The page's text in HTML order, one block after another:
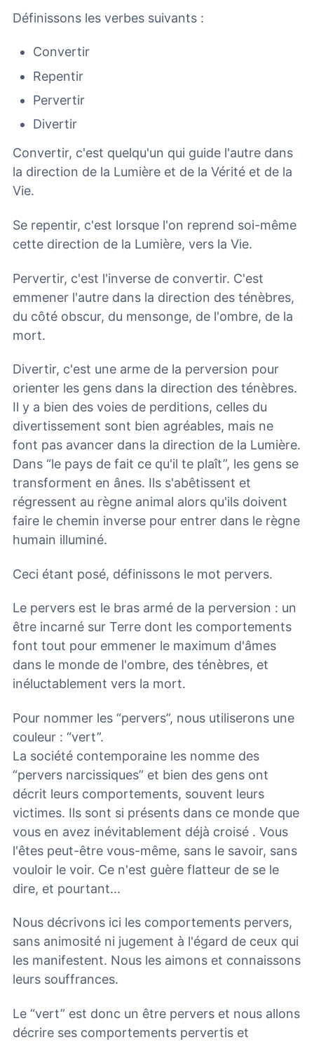
Définissons les verbes suivants :
Convertir
Repentir
Pervertir
Divertir
Convertir, c'est quelqu'un qui guide l'autre dans
la direction de la Lumière et de la Vérité et de la
Vie.
Se repentir, c'est lorsque l'on reprend soi-même
cette direction de la Lumière, vers la Vie.
Pervertir, c'est l'inverse de convertir. C'est
emmener l'autre dans la direction des ténèbres,
du côté obscur, du mensonge, de l'ombre, de la
mort.
Divertir, c'est une arme de la perversion pour
orienter les gens dans la direction des ténèbres.
Il y a bien des voies de perditions, celles du
divertissement sont bien agréables, mais ne
font pas avancer dans la direction de la Lumière.
Dans “le pays de fait ce qu'il te plaît”, les gens se
transforment en ânes. Ils s'abêtissent et
régressent au règne animal alors qu'ils doivent
faire le chemin inverse pour entrer dans le règne
humain illuminé.
Ceci étant posé, définissons le mot pervers.
Le pervers est le bras armé de la perversion : un
être incarné sur Terre dont les comportements
font tout pour emmener le maximum d'âmes
dans le monde de l'ombre, des ténèbres, et
inéluctablement vers la mort.
Pour nommer les “pervers”, nous utiliserons une
couleur : “vert”.
La société contemporaine les nomme des
“pervers narcissiques” et bien des gens ont
décrit leurs comportements, souvent leurs
victimes. Ils sont si présents dans ce monde que
vous en avez inévitablement déjà croisé . Vous
l'êtes peut-être vous-même, sans le savoir, sans
vouloir le voir. Ce n'est guère flatteur de se le
dire, et pourtant...
Nous décrivons ici les comportements pervers,
sans animosité ni jugement à l'égard de ceux qui
les manifestent. Nous les aimons et connaissons
leurs souffrances.
Le “vert” est donc un être pervers et nous allons
décrire ses comportements pervertis et